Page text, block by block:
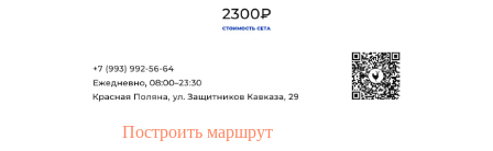
Построить маршрут